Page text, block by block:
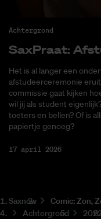
Achtergrond
Sax­Praat:
Het is al langer een
afstudeerceremonie
commissie gaat kijken
wil jij als student
toeters en bellen? Of is
papiertje genoeg?
17 april 2026
Saxnow Co­mic: Zon,
Achtergrond